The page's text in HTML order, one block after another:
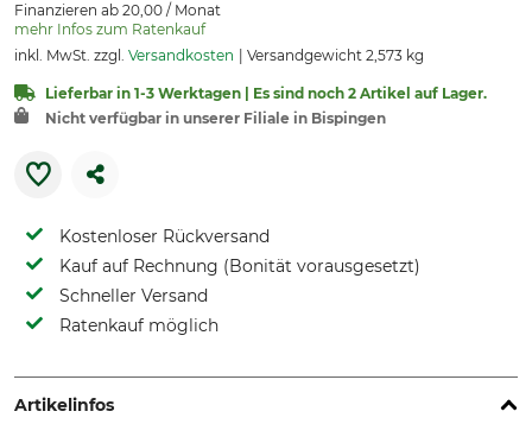
Finanzieren ab 20,00 / Monat
mehr Infos zum Ratenkauf
inkl. MwSt. zzgl. Versandkosten Versandgewicht 2,573 kg
Lieferbar in 1-3 Werktagen | Es sind noch 2 Artikel auf Lager.
Nicht verfügbar in unserer Filiale in Bispingen
Kostenloser Rückversand
Kauf auf Rechnung (Bonität vorausgesetzt)
Schneller Versand
Ratenkauf möglich
Artikelinfos